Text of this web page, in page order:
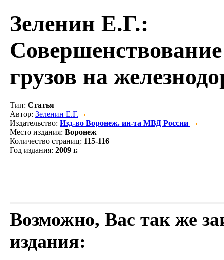
Зеленин Е.Г.:
грузов на
Тип: Статья
Автор: Зеленин Е.Г.
Издательство: Изд-во Воронеж. ин-та МВД России
Место издания: Воронеж
Количество страниц: 115-116
Год издания: 2009 г.
Возможно, Вас так же
издания: